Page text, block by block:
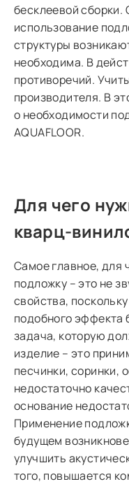
бесклеевой сборки.
использование
структуры
необходима. В
противоречий.
производителя. В
о необходимости
AQUAFLOOR.
Для чего
кварц-
Самое главное, для
подложку – это не
свойства,
подобного эффекта
задача, которую
изделие – это
песчинки, соринки,
недостаточно
основание
Применение
будущем
улучшить
того, повышается